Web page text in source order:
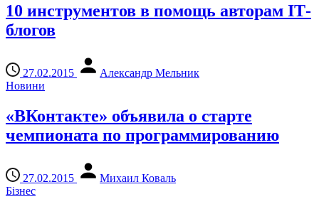
10 инструментов в помощь авторам ІТ-
блогов
27.02.2015
Александр Мельник
Новини
«ВКонтакте» объявила о старте
чемпионата по программированию
27.02.2015
Михаил Коваль
Бізнес